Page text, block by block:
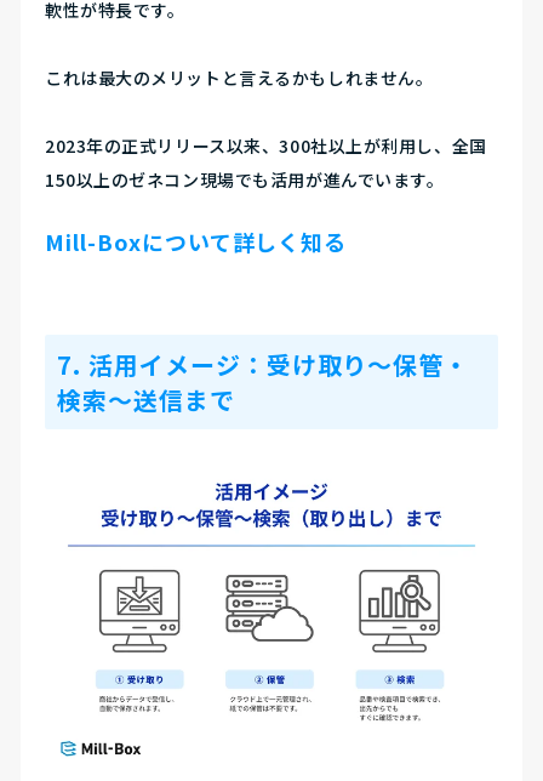
軟性が特長です。
これは最大のメリットと言えるかもしれません。
2023年の正式リリース以来、300社以上が利用し、全国
150以上のゼネコン現場でも活用が進んでいます。
Mill-Boxについて詳しく知る
7. 活用イメージ ：受け取り〜保管・
検索〜送信まで